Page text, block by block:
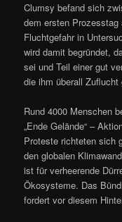
Clumsy befand sich
dem ersten
Fluchtgefahr in
wird damit begründet,
sei und Teil einer gut
die ihm überall Zuflucht
Rund 4000 Menschen
„Ende Gelände“ –
Proteste richteten sich
den globalen
ist für verheerende
Ökosysteme. Das
fordert vor diesem